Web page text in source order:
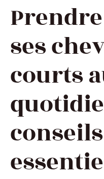
ses
courts
conseils